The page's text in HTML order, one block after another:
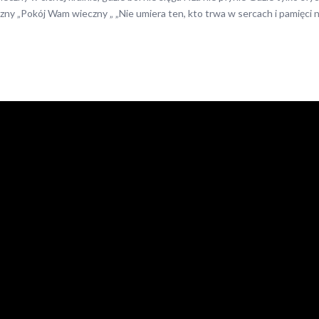
„Pokój Wam wieczny „ „Nie umiera ten, kto trwa w sercach i pamięci